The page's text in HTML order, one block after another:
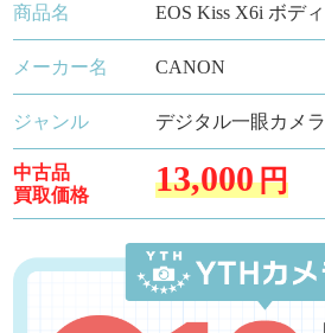
商品名 EOS Kiss X6i ボディ
メーカー名 CANON
ジャンル デジタル一眼カメラ
中古品
買取価格
13,000円